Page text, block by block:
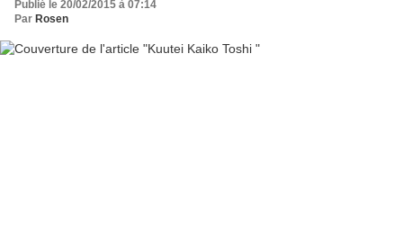
Publié le 20/02/2015 à 07:14
Par Rosen